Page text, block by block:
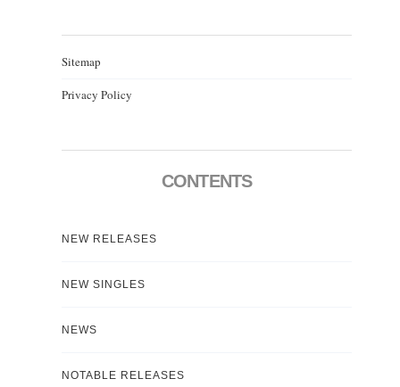
Sitemap
Privacy Policy
CONTENTS
NEW RELEASES
NEW SINGLES
NEWS
NOTABLE RELEASES